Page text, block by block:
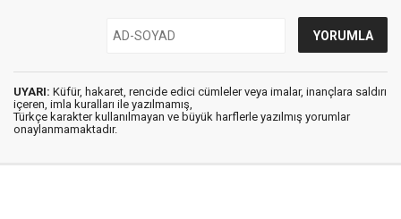
UYARI: Küfür, hakaret, rencide edici cümleler veya imalar, inançlara saldırı
içeren, imla kuralları ile yazılmamış,
Türkçe karakter kullanılmayan ve büyük harflerle yazılmış yorumlar
onaylanmamaktadır.